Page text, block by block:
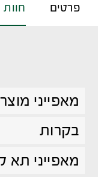
פרטים
מאפייני מוצר
בקרות
מאפייני תא